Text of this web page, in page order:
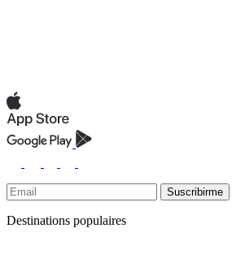
Suscribirme
Destinations populaires